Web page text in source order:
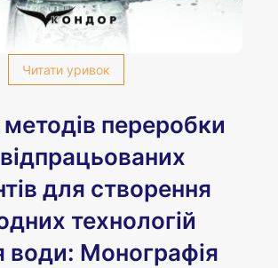
Читати уривок
переробки
для створення
технологій
води: Монографія